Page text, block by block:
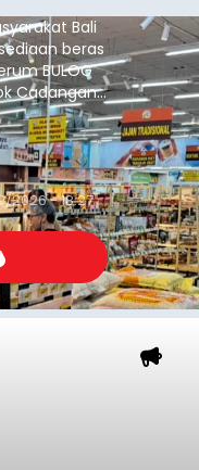
Bali
beras
BULOG
Cadangan
kondisi
memenuhi
10 bulan.
2026 - 18:27